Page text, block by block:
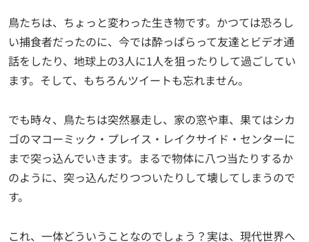
鳥たちは、ちょっと変わった生き物です。かつては恐ろし
い捕食者だったのに、今では酔っぱらって友達とビデオ通
話をしたり、地球上の3人に1人を狙ったりして過ごしてい
ます。そして、もちろんツイートも忘れません。
でも時々、鳥たちは突然暴走し、家の窓や車、果てはシカ
ゴのマコーミック・プレイス・レイクサイド・センターに
まで突っ込んでいきます。まるで物体に八つ当たりするか
のように、突っ込んだりつついたりして壊してしまうので
す。
これ、一体どういうことなのでしょう？実は、現代世界へ